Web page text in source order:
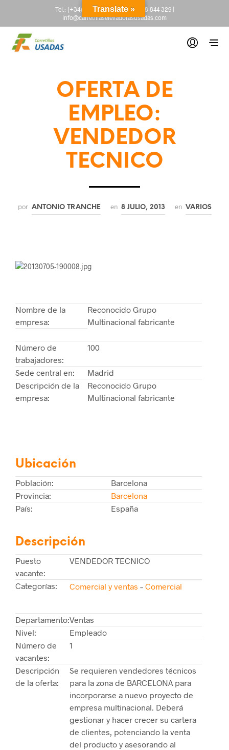
Tel.: (+34) 665 845 222-(+34) 918 844 329|
info@carretillaselevadorasusadas.com
OFERTA DE
EMPLEO:
VENDEDOR
TECNICO
por ANTONIO TRANCHE en 8 JULIO, 2013 en VARIOS
Nombre de la
empresa:
Reconocido Grupo
Multinacional fabricante
Número de
trabajadores:
100
Sede central en:
Madrid
Descripción de la
empresa:
Reconocido Grupo
Multinacional fabricante
Ubicación
Población:
Barcelona
Provincia:
Barcelona
País:
España
Descripción
Puesto
vacante:
VENDEDOR TECNICO
Categorías: Comercial y ventas – Comercial
Departamento:Ventas
Nivel:
Empleado
Número de
vacantes:
1
Descripción
de la oferta:
Se requieren vendedores técnicos
para la zona de BARCELONA para
incorporarse a nuevo proyecto de
empresa multinacional. Deberá
gestionar y hacer crecer su cartera
de clientes, potenciando la venta
del producto y asesorando al
Translate »